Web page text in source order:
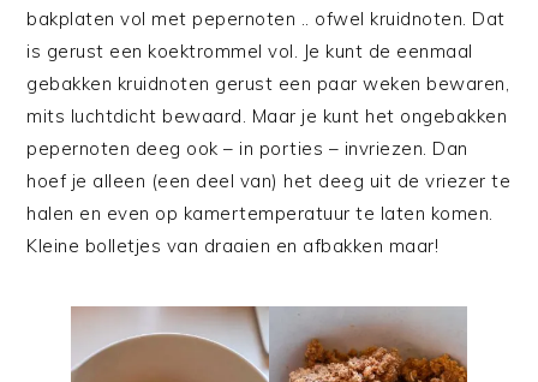
bakplaten vol met pepernoten .. ofwel kruidnoten. Dat
is gerust een koektrommel vol. Je kunt de eenmaal
gebakken kruidnoten gerust een paar weken bewaren,
mits luchtdicht bewaard. Maar je kunt het ongebakken
pepernoten deeg ook – in porties – invriezen. Dan
hoef je alleen (een deel van) het deeg uit de vriezer te
halen en even op kamertemperatuur te laten komen.
Kleine bolletjes van draaien en afbakken maar!